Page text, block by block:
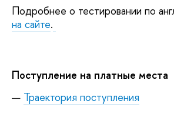
Подробнее о тестировании по
на сайте.
Поступление на платные места
Траектория поступления